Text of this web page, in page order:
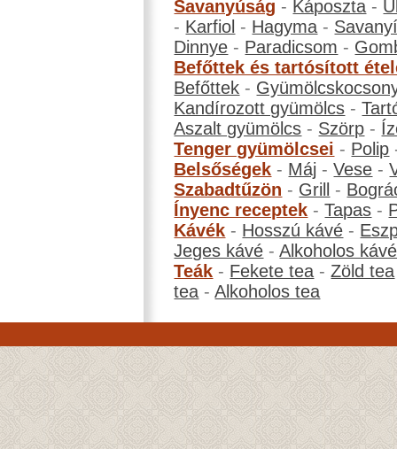
Savanyúság - Káposzta -
- Karfiol - Hagyma -
Dinnye - Paradicsom -
Befőttek és tartósított
Befőttek -
Kandírozott gyümölcs -
Aszalt gyümölcs - Szörp -
Tenger gyümölcsei - Polip
Belsőségek - Máj -Vese -
Szabadtűzön - Grill -
Ínyenc receptek -Tapas -
Kávék - Hosszú kávé -
Jeges kávé -Alkoholos kávé
Teák - Fekete tea -Zöld tea
tea -Alkoholos tea